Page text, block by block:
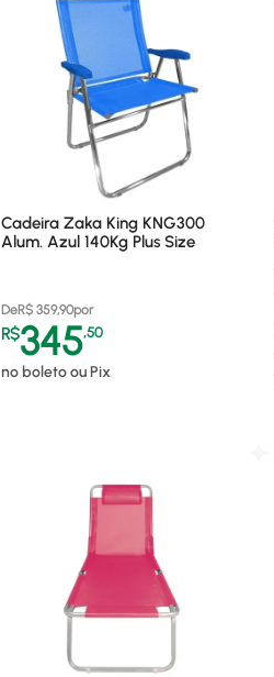
Cadeira Zaka King KNG300
Alum. Azul 140Kg Plus Size
DeR$ 359,90por
R$345,50
no boleto ou Pix